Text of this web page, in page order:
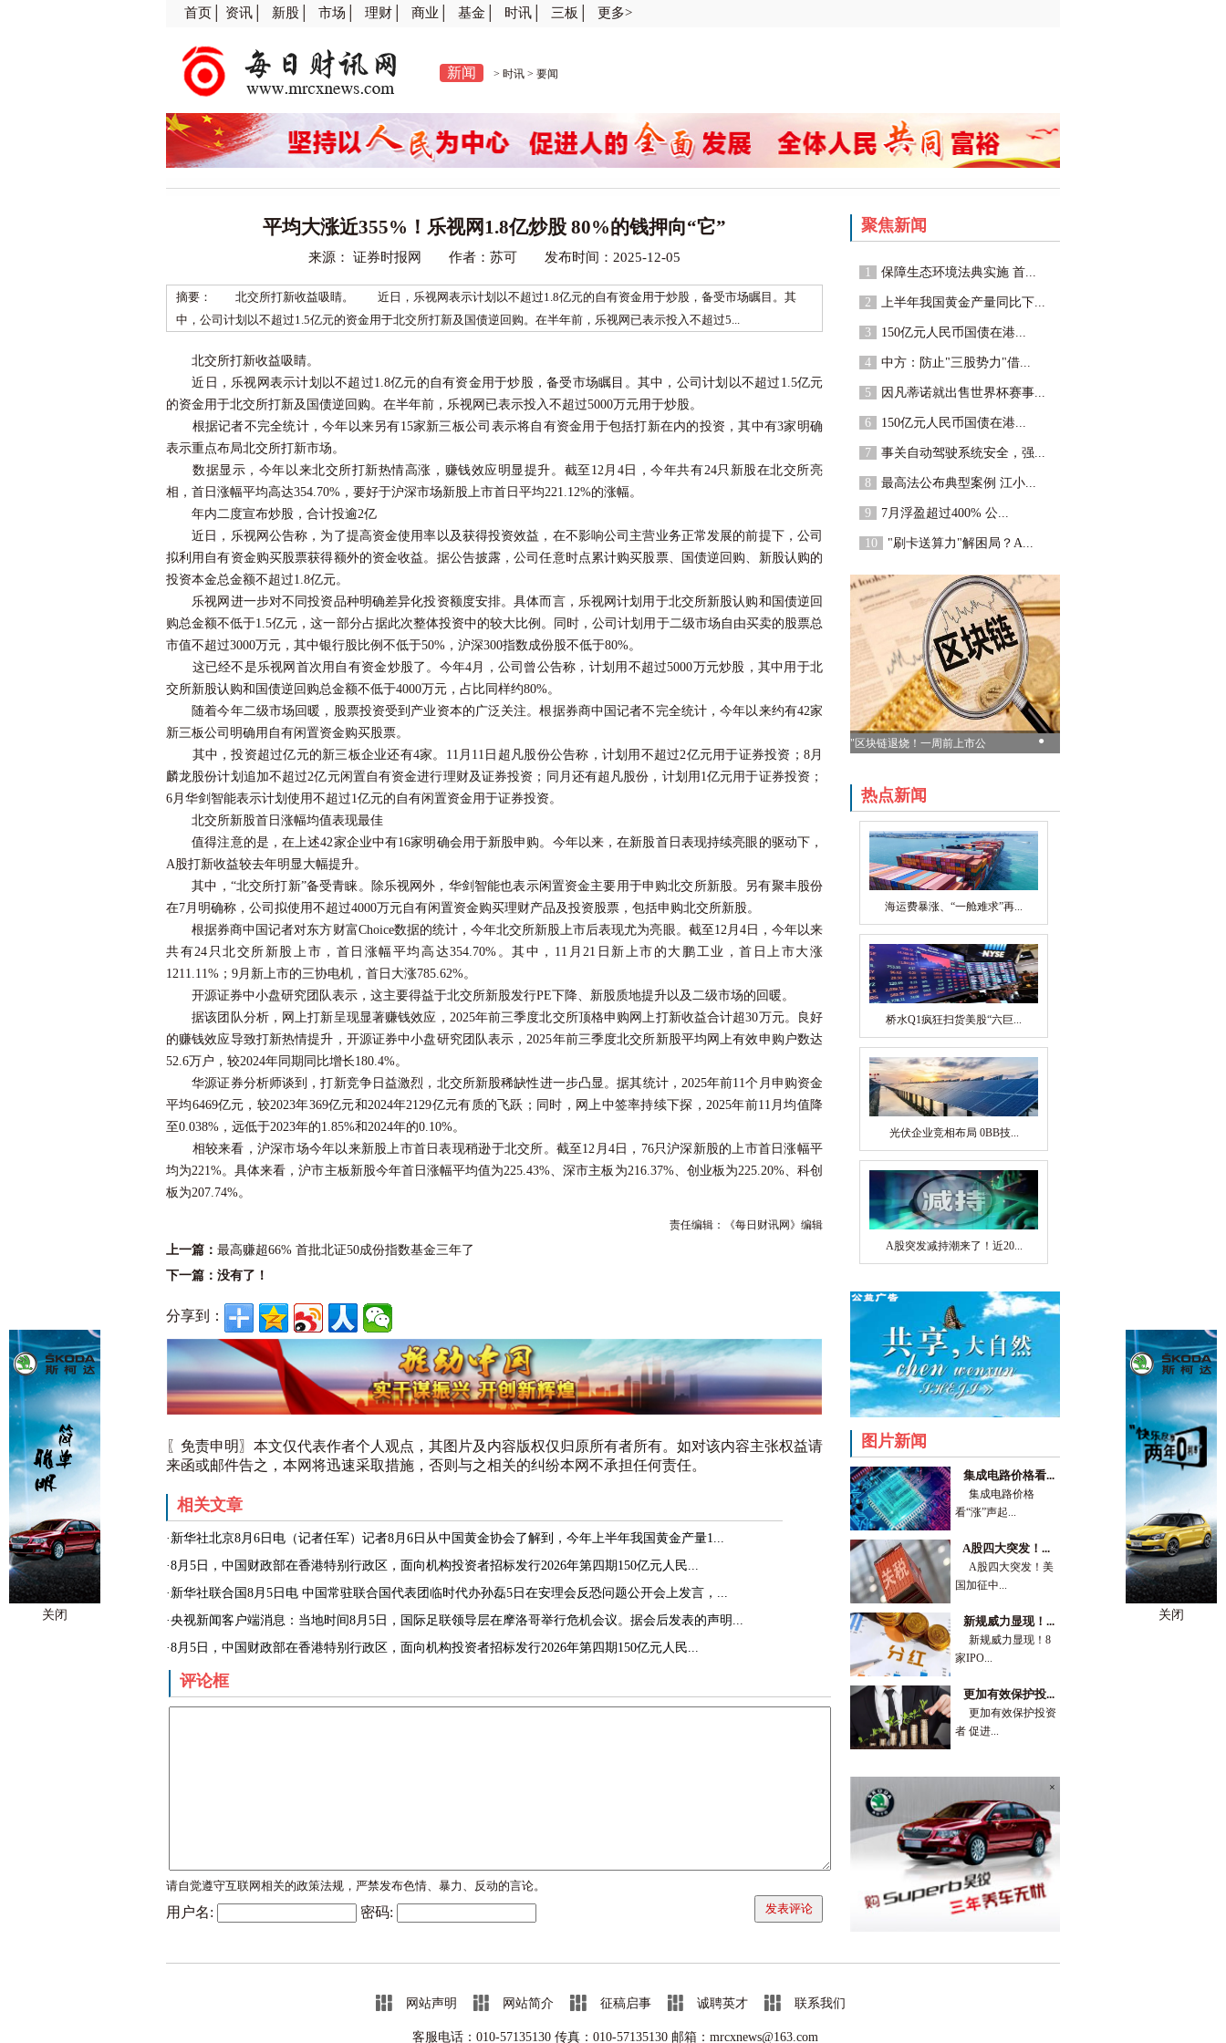
首页│ 资讯│ 新股│ 市场│ 理财│ 商业│ 基金│ 时讯│ 三板│ 更多>
聚焦新闻
1 保障生态环境法典实施 首...
2 上半年我国黄金产量同比下...
3 150亿元人民币国债在港...
4 中方：防止"三股势力"借...
5 因凡蒂诺就出售世界杯赛事...
6 150亿元人民币国债在港...
7 事关自动驾驶系统安全，强...
8 最高法公布典型案例 江小...
9 7月浮盈超过400% 公...
10 "刷卡送算力"解困局？A...
"区块链退烧！一周前上市公
●
热点新闻
海运费暴涨、“一舱难求”再...
桥水Q1疯狂扫货美股“六巨...
光伏企业竞相布局 0BB技...
A股突发减持潮来了！近20...
图片新闻
集成电路价格看...
集成电路价格
看“涨”声起...
A股四大突发！...
A股四大突发！美
国加征中...
新规威力显现！...
新规威力显现！8
家IPO...
更加有效保护投...
更加有效保护投资
者 促进...
×
新闻 > 时讯 > 要闻
平均大涨近355%！乐视网1.8亿炒股 80%的钱押向“它”
来源： 证券时报网 作者：苏可 发布时间：2025-12-05
摘要： 北交所打新收益吸睛。 近日，乐视网表示计划以不超过1.8亿元的自有资金用于炒股，备受市场瞩目。其
中，公司计划以不超过1.5亿元的资金用于北交所打新及国债逆回购。在半年前，乐视网已表示投入不超过5...
北交所打新收益吸睛。
近日，乐视网表示计划以不超过1.8亿元的自有资金用于炒股，备受市场瞩目。其中，公司计划以不超过1.5亿元
的资金用于北交所打新及国债逆回购。在半年前，乐视网已表示投入不超过5000万元用于炒股。
根据记者不完全统计，今年以来另有15家新三板公司表示将自有资金用于包括打新在内的投资，其中有3家明确
表示重点布局北交所打新市场。
数据显示，今年以来北交所打新热情高涨，赚钱效应明显提升。截至12月4日，今年共有24只新股在北交所亮
相，首日涨幅平均高达354.70%，要好于沪深市场新股上市首日平均221.12%的涨幅。
年内二度宣布炒股，合计投逾2亿
近日，乐视网公告称，为了提高资金使用率以及获得投资效益，在不影响公司主营业务正常发展的前提下，公司
拟利用自有资金购买股票获得额外的资金收益。据公告披露，公司任意时点累计购买股票、国债逆回购、新股认购的
投资本金总金额不超过1.8亿元。
乐视网进一步对不同投资品种明确差异化投资额度安排。具体而言，乐视网计划用于北交所新股认购和国债逆回
购总金额不低于1.5亿元，这一部分占据此次整体投资中的较大比例。同时，公司计划用于二级市场自由买卖的股票总
市值不超过3000万元，其中银行股比例不低于50%，沪深300指数成份股不低于80%。
这已经不是乐视网首次用自有资金炒股了。今年4月，公司曾公告称，计划用不超过5000万元炒股，其中用于北
交所新股认购和国债逆回购总金额不低于4000万元，占比同样约80%。
随着今年二级市场回暖，股票投资受到产业资本的广泛关注。根据券商中国记者不完全统计，今年以来约有42家
新三板公司明确用自有闲置资金购买股票。
其中，投资超过亿元的新三板企业还有4家。11月11日超凡股份公告称，计划用不超过2亿元用于证券投资；8月
麟龙股份计划追加不超过2亿元闲置自有资金进行理财及证券投资；同月还有超凡股份，计划用1亿元用于证券投资；
6月华剑智能表示计划使用不超过1亿元的自有闲置资金用于证券投资。
北交所新股首日涨幅均值表现最佳
值得注意的是，在上述42家企业中有16家明确会用于新股申购。今年以来，在新股首日表现持续亮眼的驱动下，
A股打新收益较去年明显大幅提升。
其中，“北交所打新”备受青睐。除乐视网外，华剑智能也表示闲置资金主要用于申购北交所新股。另有聚丰股份
在7月明确称，公司拟使用不超过4000万元自有闲置资金购买理财产品及投资股票，包括申购北交所新股。
根据券商中国记者对东方财富Choice数据的统计，今年北交所新股上市后表现尤为亮眼。截至12月4日，今年以来
共有24只北交所新股上市，首日涨幅平均高达354.70%。其中，11月21日新上市的 大鹏工业 ，首日上市大涨
1211.11%；9月新上市的三协电机 ，首日大涨785.62%。
开源证券中小盘研究团队表示，这主要得益于北交所新股发行PE下降、新股质地提升以及二级市场的回暖。
据该团队分析，网上打新呈现显著赚钱效应，2025年前三季度北交所顶格申购网上打新收益合计超30万元。良好
的赚钱效应导致打新热情提升，开源证券中小盘研究团队表示，2025年前三季度北交所新股平均网上有效申购户数达
52.6万户，较2024年同期同比增长180.4%。
华源证券分析师谈到，打新竞争日益激烈，北交所新股稀缺性进一步凸显。据其统计，2025年前11个月申购资金
平均6469亿元，较2023年369亿元和2024年2129亿元有质的飞跃；同时，网上中签率持续下探，2025年前11月均值降
至0.038%，远低于2023年的1.85%和2024年的0.10%。
相较来看，沪深市场今年以来新股上市首日表现稍逊于北交所。截至12月4日，76只沪深新股的上市首日涨幅平
均为221%。具体来看，沪市主板新股今年首日涨幅平均值为225.43%、深市主板为216.37%、创业板为225.20%、科创
板为207.74%。
责任编辑：《每日财讯网》编辑
上一篇： 最高赚超66% 首批北证50成份指数基金三年了
下一篇：没有了！
分享到：
〖免责申明〗本文仅代表作者个人观点，其图片及内容版权仅归原所有者所有。如对该内容主张权益请
来函或邮件告之，本网将迅速采取措施，否则与之相关的纠纷本网不承担任何责任。
相关文章
·新华社北京8月6日电（记者任军）记者8月6日从中国黄金协会了解到，今年上半年我国黄金产量1...
·8月5日，中国财政部在香港特别行政区，面向机构投资者招标发行2026年第四期150亿元人民...
·新华社联合国8月5日电 中国常驻联合国代表团临时代办孙磊5日在安理会反恐问题公开会上发言，...
·央视新闻客户端消息：当地时间8月5日，国际足联领导层在摩洛哥举行危机会议。据会后发表的声明...
·8月5日，中国财政部在香港特别行政区，面向机构投资者招标发行2026年第四期150亿元人民...
评论框
请自觉遵守互联网相关的政策法规，严禁发布色情、暴力、反动的言论。
用户名: 密码: 发表评论
网站声明 网站简介 征稿启事 诚聘英才 联系我们
客服电话：010-57135130 传真： 010-57135130 邮箱：mrcxnews@163.com
关闭 关闭